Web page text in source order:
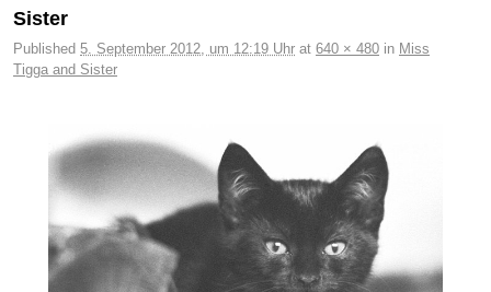
Sister
Published 5. September 2012, um 12:19 Uhr at 640 × 480 in Miss
Tigga and Sister